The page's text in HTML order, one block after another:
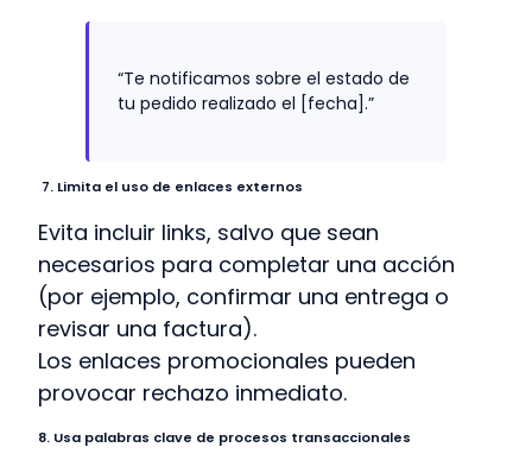
“Te notificamos sobre el estado de
tu pedido realizado el [fecha].”
7. Limita el uso de enlaces externos
Evita incluir links, salvo que sean
necesarios para completar una acción
(por ejemplo, confirmar una entrega o
revisar una factura).
Los enlaces promocionales pueden
provocar rechazo inmediato.
8. Usa palabras clave de procesos transaccionales